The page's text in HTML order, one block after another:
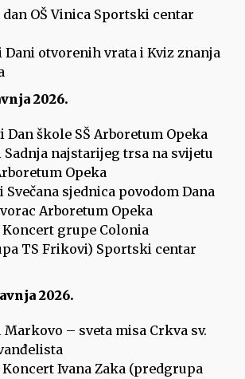
OŠ Vinica Sportski centar
Dani otvorenih vrata i Kviz znanja
2026.
Dan škole SŠ Arboretum Opeka
Sadnja najstarijeg trsa na svijetu
Opeka
Svečana sjednica povodom Dana
Arboretum Opeka
Koncert grupe Colonia
TS Frikovi) Sportski centar
2026.
Markovo – sveta misa Crkva sv.
Koncert Ivana Zaka (predgrupa